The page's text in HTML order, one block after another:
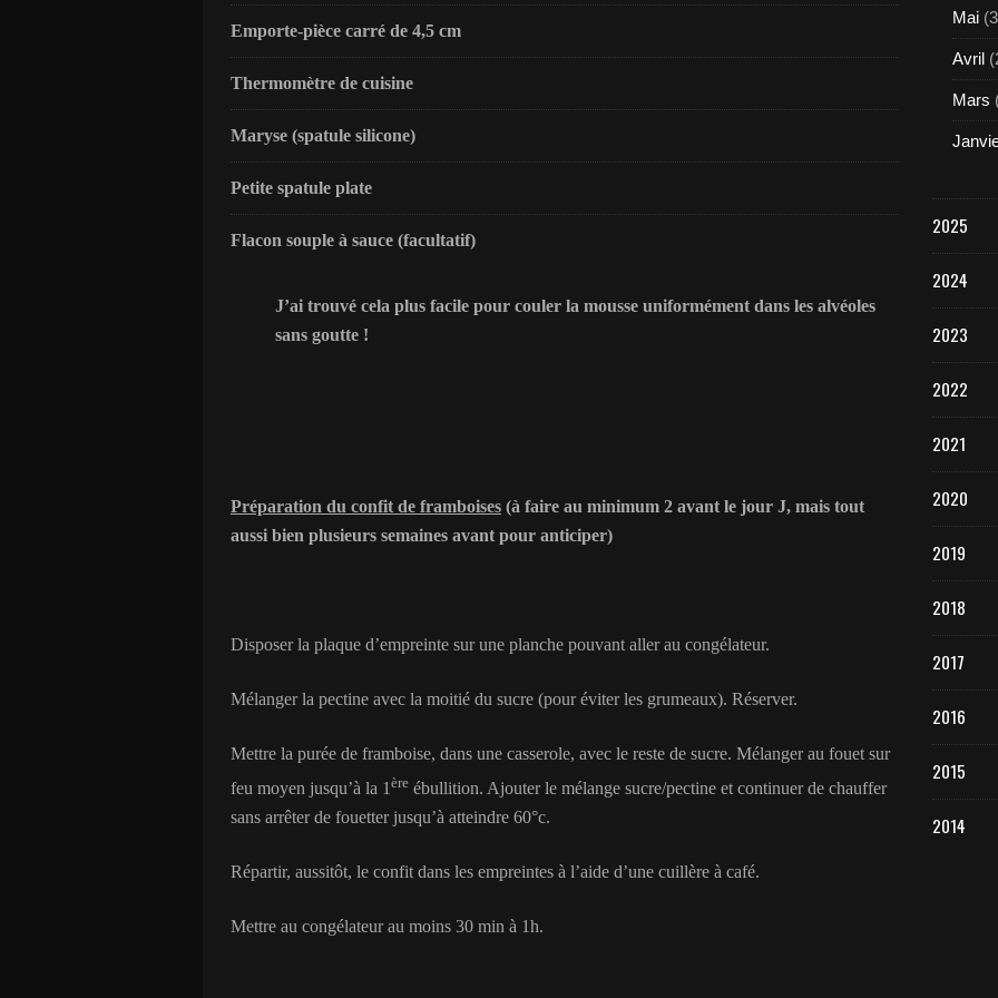
Emporte-pièce carré de 4,5 cm
Thermomètre de cuisine
Maryse (spatule silicone)
Petite spatule plate
Flacon souple à sauce (facultatif)
J’ai trouvé cela plus facile pour couler la mousse uniformément dans les alvéoles
sans goutte !
Préparation du confit de framboises (à faire au minimum 2 avant le jour J, mais tout
aussi bien plusieurs semaines avant pour anticiper)
Disposer la plaque d’empreinte sur une planche pouvant aller au congélateur.
Mélanger la pectine avec la moitié du sucre (pour éviter les grumeaux). Réserver.
Mettre la purée de framboise, dans une casserole, avec le reste de sucre. Mélanger au fouet sur
feu moyen jusqu’à la 1 ère ébullition. Ajouter le mélange sucre/pectine et continuer de chauffer
sans arrêter de fouetter jusqu’à atteindre 60°c.
Répartir, aussitôt, le confit dans les empreintes à l’aide d’une cuillère à café.
Mettre au congélateur au moins 30 min à 1h.
Mai
Avril
Mars
2025
2024
2023
2022
2021
2020
2019
2018
2017
2016
2015
2014